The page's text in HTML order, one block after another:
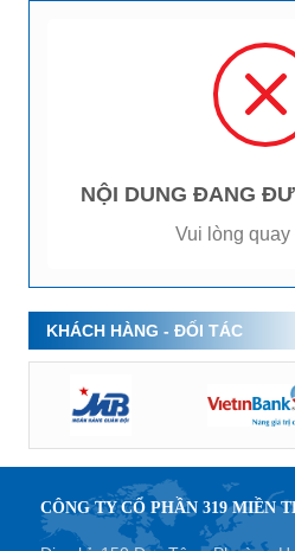
NỘI DUNG ĐANG
Vui lòng quay
KHÁCH HÀNG - ĐỐI TÁC
CÔNG TY CỔ PHẦN 319 MIỀN